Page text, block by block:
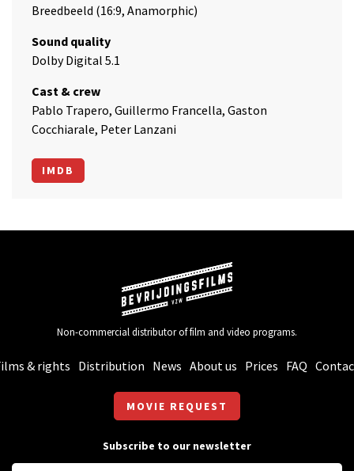
Breedbeeld (16:9, Anamorphic)
Sound quality
Dolby Digital 5.1
Cast & crew
Pablo Trapero, Guillermo Francella, Gaston
Cocchiarale, Peter Lanzani
IMDB
Non-commercial distributor of film and video programs.
& rights Distribution News About us Prices FAQ
MOVIE REQUEST
Subscribe to our newsletter